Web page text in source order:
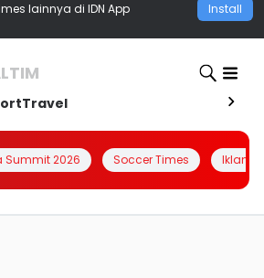
lainnya di IDN App Install
Travel
Summit 2026 Soccer Times Iklanin